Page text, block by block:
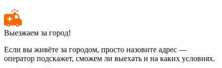
Выезжаем за город!
Если вы живёте за городом, просто назовите адрес —
оператор подскажет, сможем ли выехать и на каких условиях.